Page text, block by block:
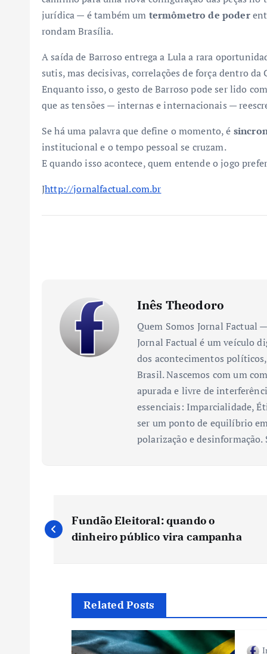
jurídica — é também um termômetro de poder
rondam Brasília.
A saída de Barroso entrega a Lula a rara
sutis, mas decisivas, correlações de força dentro da
Enquanto isso, o gesto de Barroso pode ser lido
que as tensões — internas e internacionais —
Se há uma palavra que define o momento, é
institucional e o tempo pessoal se cruzam.
E quando isso acontece, quem entende o jogo
Jhttp://jornalfactual.com.br
Inês Theodoro
Quem Somos Jornal Factual
Jornal Factual é um veículo
dos acontecimentos
Brasil. Nascemos com um
apurada e livre de
essenciais: Imparcialidade,
ser um ponto de equilíbrio
polarização e
N
a
Fundão Eleitoral: quando o
dinheiro público vira campanha
Related Posts